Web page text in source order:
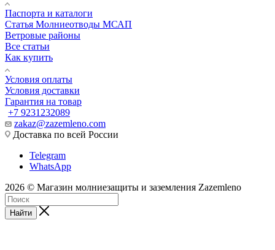
Паспорта и каталоги
Статья Молниеотводы МСАП
Ветровые районы
Все статьи
Как купить
Условия оплаты
Условия доставки
Гарантия на товар
+7 9231232089
zakaz@zazemleno.com
Доставка по всей России
Telegram
WhatsApp
2026 © Магазин молниезащиты и заземления Zazemleno
Найти